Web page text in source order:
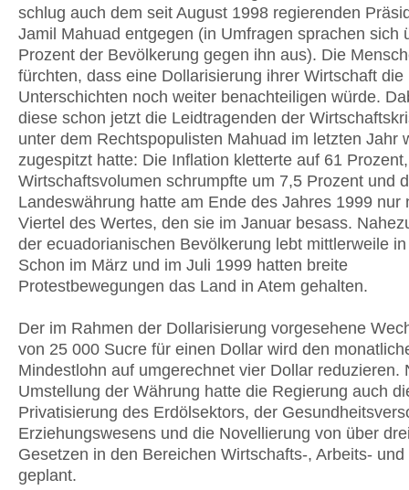
schlug auch dem seit August 1998 regierenden
Jamil Mahuad entgegen (in Umfragen sprachen sich
Prozent der Bevölkerung gegen ihn aus). Die
fürchten, dass eine Dollarisierung ihrer Wirtschaft die
Unterschichten noch weiter benachteiligen würde.
diese schon jetzt die Leidtragenden der
unter dem Rechtspopulisten Mahuad im letzten Jahr
zugespitzt hatte: Die Inflation kletterte auf 61
Wirtschaftsvolumen schrumpfte um 7,5 Prozent und
Landeswährung hatte am Ende des Jahres 1999 nur
Viertel des Wertes, den sie im Januar besass.
der ecuadorianischen Bevölkerung lebt mittlerweile
Schon im März und im Juli 1999 hatten breite
Protestbewegungen das Land in Atem gehalten.
Der im Rahmen der Dollarisierung vorgesehene
von 25 000 Sucre für einen Dollar wird den
Mindestlohn auf umgerechnet vier Dollar reduzieren.
Umstellung der Währung hatte die Regierung auch
Privatisierung des Erdölsektors, der
Erziehungswesens und die Novellierung von über
Gesetzen in den Bereichen Wirtschafts-, Arbeits-
geplant.